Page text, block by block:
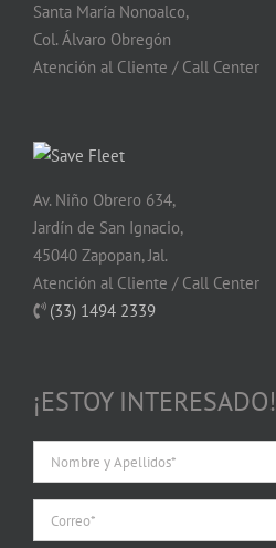
Santa María Nonoalco,
Col. Álvaro Obregón
Atención al Cliente / Call Center
Av. Niño Obrero 634,
Jardín de San Ignacio,
45040 Zapopan, Jal.
Atención al Cliente / Call Center
(33) 1494 2339
¡ESTOY INTERESADO!